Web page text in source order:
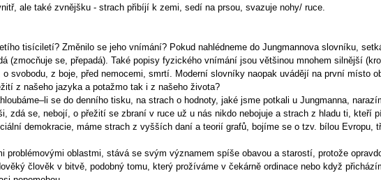
ale také zvnějšku - strach přibíjí k zemi, sedí na prsou, svazuje nohy/ ruce.
tisíciletí? Změnilo se jeho vnímání? Pokud nahlédneme do Jungmannova slovníku,
(zmocňuje se, přepadá). Také popisy fyzického vnímání jsou většinou mnohem silnější
svobodu, z boje, před nemocemi, smrtí. Moderní slovníky naopak uvádějí na první místo
z našeho jazyka a potažmo tak i z našeho života?
se do denního tisku, na strach o hodnoty, jaké jsme potkali u Jungmanna,
zdá se, nebojí, o přežití se zbraní v ruce už u nás nikdo nebojuje a strach z hladu ti, kteří
demokracie, máme strach z vyšších daní a teorií grafů, bojíme se o tzv. bílou Evropu,
problémovými oblastmi, stává se svým významem spíše obavou a starostí, protože
člověk v bitvě, podobný tomu, který prožíváme v čekárně ordinace nebo když